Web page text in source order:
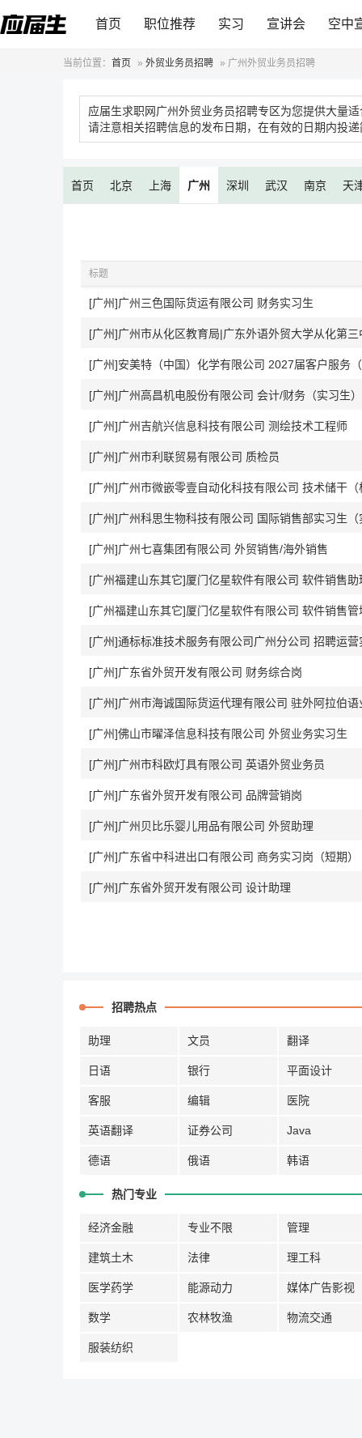
首页 职位推荐 实习 宣讲会 空中
当前位置： 首页 » 外贸业务员招聘 » 广州外贸业务员招聘
应届生求职网广州外贸业务员招聘专区为您提供大量
请注意相关招聘信息的发布日期，在有效的日期内投
首页 北京 上海 广州 深圳 武汉 南京 天
标题
[广州]广州三色国际货运有限公司 财务实习生
[广州]安美特（中国）化学有限公司 2027届客户服务
[广州]广州高昌机电股份有限公司 会计/财务（实习生）
[广州]广州吉航兴信息科技有限公司 测绘技术工程师
[广州]广州市利联贸易有限公司 质检员
[广州]广州市微嵌零壹自动化科技有限公司 技术储干
[广州]广州科思生物科技有限公司 国际销售部实习生
[广州]广州七喜集团有限公司 外贸销售/海外销售
[广州福建山东其它]厦门亿星软件有限公司 软件销售助
[广州福建山东其它]厦门亿星软件有限公司 软件销售管
[广州]通标标准技术服务有限公司广州分公司 招聘运营
[广州]广东省外贸开发有限公司 财务综合岗
[广州]广州市海诚国际货运代理有限公司 驻外阿拉伯语
[广州]佛山市曜泽信息科技有限公司 外贸业务实习生
[广州]广州市科欧灯具有限公司 英语外贸业务员
[广州]广东省外贸开发有限公司 品牌营销岗
[广州]广州贝比乐婴儿用品有限公司 外贸助理
[广州]广东省中科进出口有限公司 商务实习岗（短期）
[广州]广东省外贸开发有限公司 设计助理
招聘热点
助理 文员 翻译
日语 银行 平面设计
客服 编辑 医院
英语翻译 证券公司 Java
德语 俄语 韩语
热门专业
经济金融 专业不限 管理
建筑土木 法律 理工科
医学药学 能源动力 媒体广告影视
数学 农林牧渔 物流交通
服装纺织